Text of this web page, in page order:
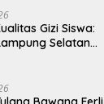
Pertama di
Gizi Siswa:
Selatan
di Natar